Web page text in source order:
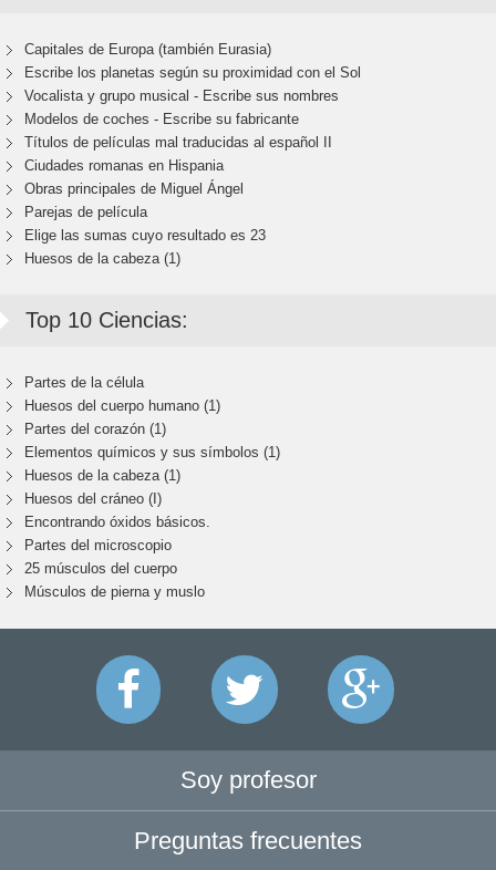
Capitales de Europa (también Eurasia)
Escribe los planetas según su proximidad con el Sol
Vocalista y grupo musical - Escribe sus nombres
Modelos de coches - Escribe su fabricante
Títulos de películas mal traducidas al español II
Ciudades romanas en Hispania
Obras principales de Miguel Ángel
Parejas de película
Elige las sumas cuyo resultado es 23
Huesos de la cabeza (1)
Top 10 Ciencias:
Partes de la célula
Huesos del cuerpo humano (1)
Partes del corazón (1)
Elementos químicos y sus símbolos (1)
Huesos de la cabeza (1)
Huesos del cráneo (I)
Encontrando óxidos básicos.
Partes del microscopio
25 músculos del cuerpo
Músculos de pierna y muslo
Soy profesor
Preguntas frecuentes